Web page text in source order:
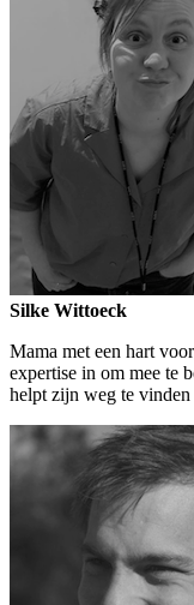
Silke Wittoeck
Mama met een hart
expertise in om mee te
helpt zijn weg te